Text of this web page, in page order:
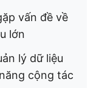
vấn đề về
lớn
lý dữ liệu
cộng tác